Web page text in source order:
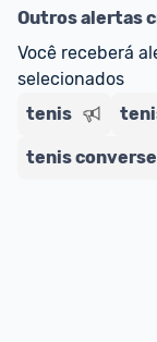
regras do
Entrega
*Confira aqui
Outros alertas
Você receberá
selecionados
tenis
tenis